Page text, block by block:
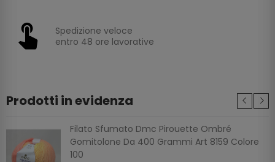
Spedizione veloce
entro 48 ore lavorative
Prodotti in evidenza
Filato Sfumato Dmc Pirouette Ombré
Gomitolone Da 400 Grammi Art 8159 Colore
100